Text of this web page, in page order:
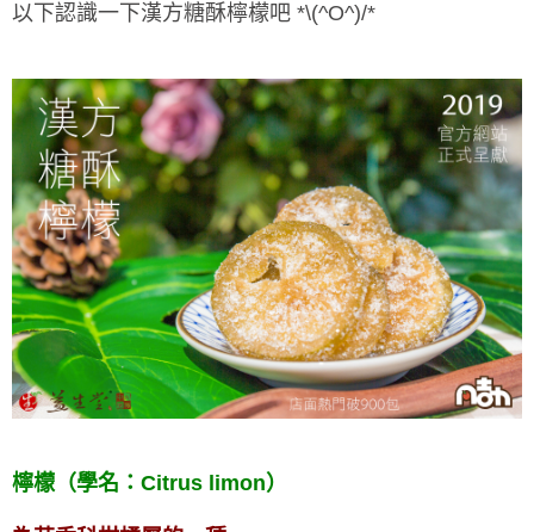
以下認識一下漢方糖酥檸檬吧 *\(^O^)/*
檸檬（學名：Citrus limon）